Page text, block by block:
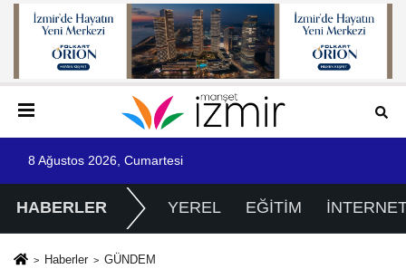
8 Ağustos 2026, Cumartesi
HABERLER YEREL EĞİTİM
Haberler GÜNDEM